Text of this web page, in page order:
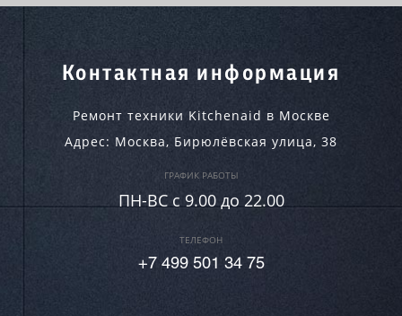
Контактная информация
Ремонт техники Kitchenaid в Москве
Адрес: Москва, Бирюлёвская улица, 38
ГРАФИК РАБОТЫ
ПН-ВC c 9.00 до 22.00
ТЕЛЕФОН
+7 499 501 34 75